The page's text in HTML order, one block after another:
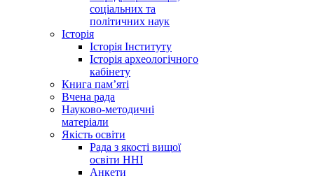
соціальних та
політичних наук
Історія
Історія Інституту
Історія археологічного
кабінету
Книга памʼяті
Вчена рада
Науково-методичні
матеріали
Якість освіти
Рада з якості вищої
освіти ННІ
Анкети